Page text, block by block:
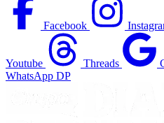
Facebook
Youtube Threads
WhatsApp DP